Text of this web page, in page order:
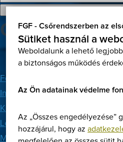
FGF - Csőrendszerben az
Sütiket használ a
Weboldalunk a lehető
a biztonságos működés
Az Ön adatainak védelme
Az „Összes engedélyezése”
hozzájárul, hogy az
Oldalak
Főoldal
Impresszum
Kapcsolat
Letöltések
Márkák